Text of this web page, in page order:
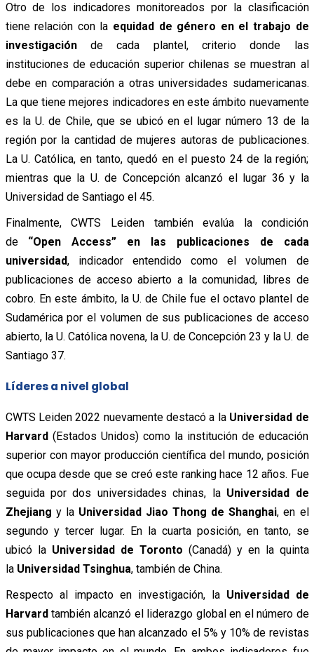
Otro de los indicadores monitoreados por la clasificación
tiene relación con la equidad de género en el trabajo de
investigaciónde cada plantel, criterio donde las
instituciones de educación superior chilenas se muestran al
debe en comparación a otras universidades sudamericanas.
La que tiene mejores indicadores en este ámbito nuevamente
es la U. de Chile, que se ubicó en el lugar número 13 de la
región por la cantidad de mujeres autoras de publicaciones.
La U. Católica, en tanto, quedó en el puesto 24 de la región;
mientras que la U. de Concepción alcanzó el lugar 36 y la
Universidad de Santiago el 45.
Finalmente, CWTS Leiden también evalúa la condición
de “Open Access” en las publicaciones de cada
universidad, indicador entendido como el volumen de
publicaciones de acceso abierto a la comunidad, libres de
cobro. En este ámbito, la U. de Chile fue el octavo plantel de
Sudamérica por el volumen de sus publicaciones de acceso
abierto, la U. Católica novena, la U. de Concepción 23 y la U. de
Santiago 37.
Líderes a nivel global
CWTS Leiden 2022 nuevamente destacó a la Universidad de
Harvard(Estados Unidos) como la institución de educación
superior con mayor producción científica del mundo, posición
que ocupa desde que se creó este ranking hace 12 años. Fue
seguida por dos universidades chinas, la Universidad de
Zhejiang y la Universidad Jiao Thong de Shanghai, en el
segundo y tercer lugar. En la cuarta posición, en tanto, se
ubicó la Universidad de Toronto (Canadá) y en la quinta
la Universidad Tsinghua, también de China.
Respecto al impacto en investigación, la Universidad de
Harvardtambién alcanzó el liderazgo global en el número de
sus publicaciones que han alcanzado el 5% y 10% de revistas